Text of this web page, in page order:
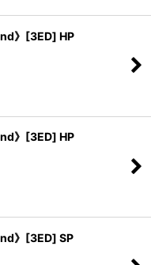
》[3ED] HP
》[3ED] HP
》[3ED] SP